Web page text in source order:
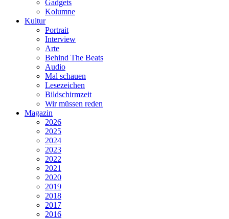
Gadgets
Kolumne
Kultur
Portrait
Interview
Arte
Behind The Beats
Audio
Mal schauen
Lesezeichen
Bildschirmzeit
Wir müssen reden
Magazin
2026
2025
2024
2023
2022
2021
2020
2019
2018
2017
2016